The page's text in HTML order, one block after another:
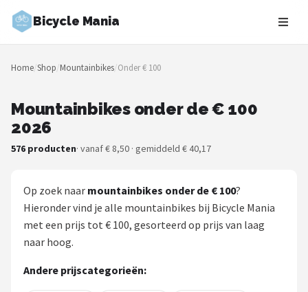
Bicycle Mania
Zoeken
NAVIGATIE
Merken
Fietsroutes
Kinderfietsen
Stadsfietsen
Home/Shop/Mountainbikes/Onder € 100
Mountainbikes onder de € 100
2026
576 producten· vanaf € 8,50 · gemiddeld € 40,17
Op zoek naar mountainbikes onder de € 100?
Hieronder vind je alle mountainbikes bij Bicycle Mania
met een prijs tot € 100, gesorteerd op prijs van laag
naar hoog.
Andere prijscategorieën: